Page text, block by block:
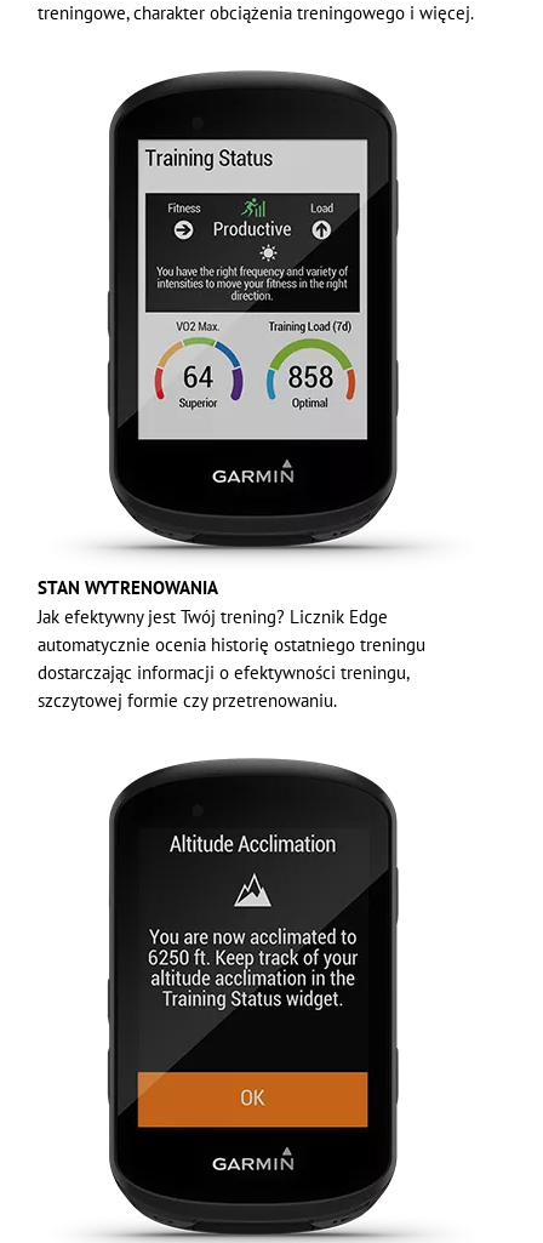
treningowe, charakter obciążenia treningowego i więcej.
STAN WYTRENOWANIA
Jak efektywny jest Twój trening? Licznik Edge
automatycznie ocenia historię ostatniego treningu
dostarczając informacji o efektywności treningu,
szczytowej formie czy przetrenowaniu.